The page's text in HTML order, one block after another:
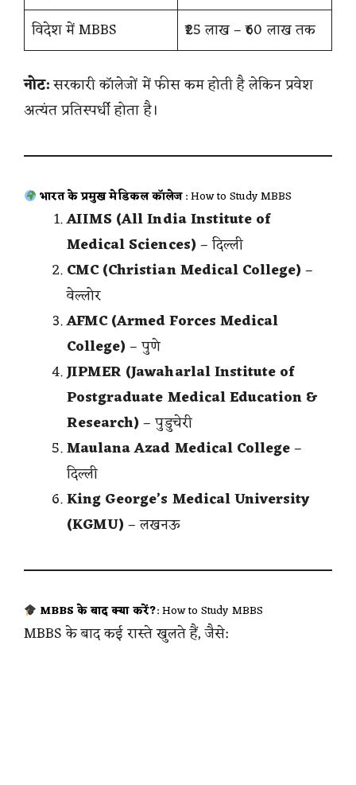
विदेश में MBBS
₹25 लाख – ₹60 लाख तक
नोट:सरकारी कॉलेजों में फीस कम होती है लेकिन प्रवेश
अत्यंत प्रतिस्पर्धी होता है।
भारत के प्रमुख मेडिकल कॉलेज: How to Study MBBS
AIIMS (All India Institute of
Medical Sciences)– दिल्ली
CMC (Christian Medical College)–
वेल्लोर
AFMC (Armed Forces Medical
College)– पुणे
JIPMER (Jawaharlal Institute of
Postgraduate Medical Education &
Research)– पुडुचेरी
Maulana Azad Medical College–
दिल्ली
King George’s Medical University
(KGMU)– लखनऊ
MBBS के बाद क्या करें?: How to Study MBBS
MBBS के बाद कई रास्ते खुलते हैं, जैसे: